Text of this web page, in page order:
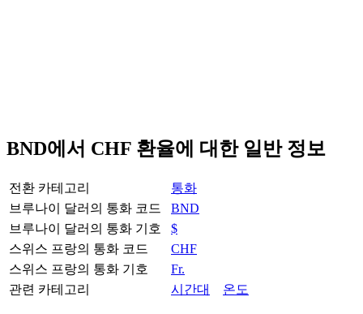
BND에서 CHF 환율에 대한 일반 정보
전환 카테고리
통화
브루나이 달러의 통화 코드
BND
브루나이 달러의 통화 기호
$
스위스 프랑의 통화 코드
CHF
스위스 프랑의 통화 기호
Fr.
관련 카테고리
시간대 온도